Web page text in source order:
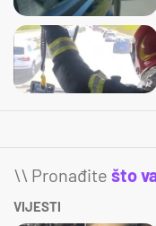
\\ Pronađite što
VIJESTI